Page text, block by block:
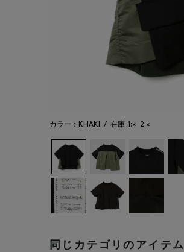
カラー：KHAKI / 在庫 1:× 2:×
同じカテゴリのアイテム